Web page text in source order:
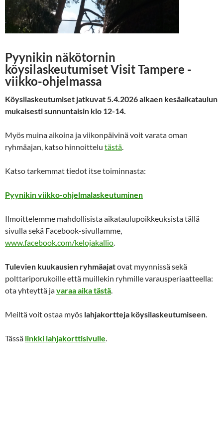
Pyynikin näkötornin
köysilaskeutumisetVisit Tampere -
viikko-ohjelmassa
Köysilaskeutumiset jatkuvat 5.4.2026 alkaen kesäaikataulun
mukaisesti sunnuntaisin klo 12-14.
Myös muina aikoina ja viikonpäivinä voit varata oman
ryhmäajan, katso hinnoittelu tästä.
Katso tarkemmat tiedot itse toiminnasta:
Pyynikin viikko-ohjelmalaskeutuminen
Ilmoittelemme mahdollisista aikataulupoikkeuksista tällä
sivulla sekä Facebook-sivullamme,
www.facebook.com/kelojakallio.
Tulevien kuukausien ryhmäajatovat myynnissä sekä
polttariporukoille että muillekin ryhmille varausperiaatteella:
ota yhteyttä javaraa aika tästä.
Meiltä voit ostaa myös lahjakortteja köysilaskeutumiseen.
Tässä linkki lahjakorttisivulle.